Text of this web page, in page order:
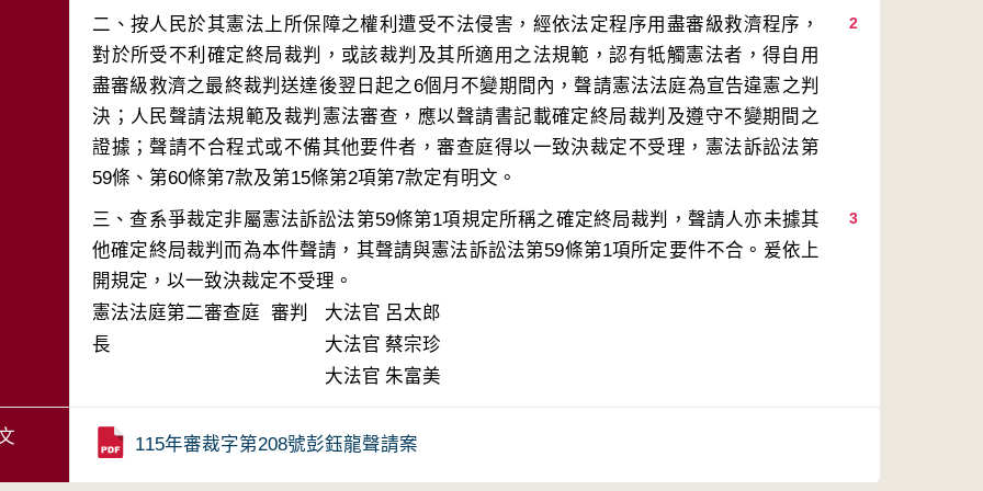
2
二、按人民於其憲法上所保障之權利遭受不法侵害，經依法定程序用盡審級救濟程序，
對於所受不利確定終局裁判，或該裁判及其所適用之法規範，認有牴觸憲法者，得自用
盡審級救濟之最終裁判送達後翌日起之6個月不變期間內，聲請憲法法庭為宣告違憲之判
決；人民聲請法規範及裁判憲法審查，應以聲請書記載確定終局裁判及遵守不變期間之
證據；聲請不合程式或不備其他要件者，審查庭得以一致決裁定不受理，憲法訴訟法第
3
三、查系爭裁定非屬憲法訴訟法第59條第1項規定所稱之確定終局裁判，聲請人亦未據其
他確定終局裁判而為本件聲請，其聲請與憲法訴訟法第59條第1項所定要件不合。爰依上
開規定，以一致決裁定不受理。
憲法法庭第二審查庭 審判
長
大法官 呂太郎
大法官 蔡宗珍
大法官 朱富美
115年審裁字第208號彭鈺龍聲請案